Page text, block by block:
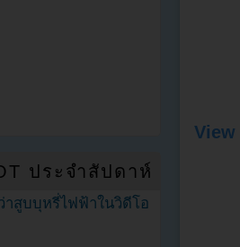
ประจำสัปดาห์
สูบบุหรี่ไฟฟ้าในวิดีโอ